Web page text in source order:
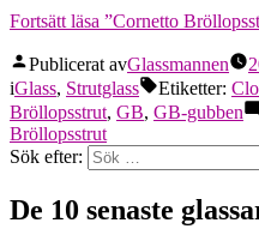
Fortsätt läsa ”Cornetto
Publicerat avGlassmannen
iGlass, Strutglass Etiketter:
Bröllopsstrut, GB, GB-gubben
Bröllopsstrut
Sök efter:
De 10 senaste